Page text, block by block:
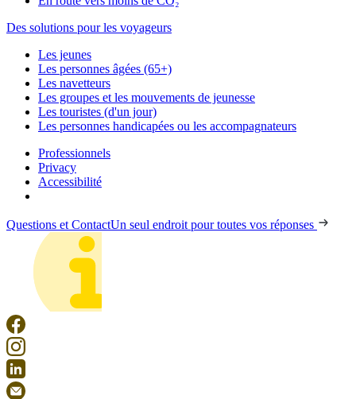
Des solutions pour les voyageurs
Les jeunes
Les personnes âgées (65+)
Les navetteurs
Les groupes et les mouvements de jeunesse
Les touristes (d'un jour)
Les personnes handicapées ou les accompagnateurs
Professionnels
Privacy
Accessibilité
Questions et ContactUn seul endroit pour toutes vos réponses